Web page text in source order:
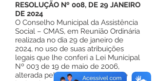
RESOLUÇÃO Nº 008, DE 29 JANEIRO
DE 2024
O Conselho Municipal da Assistência
Social – CMAS, em Reunião Ordinária
realizada no dia 29 de janeiro de
2024, no uso de suas atribuições
legais que lhe conferi a Lei Municipal
Nº 003 de 19 de maio de 2006,
alterada pela Lei Nº 222 de 20 de